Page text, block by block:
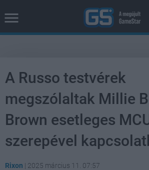
A Russo testvérek
megszólaltak Millie
Brown esetleges
szerepével
Rixon | 2025 március 11. 07:57